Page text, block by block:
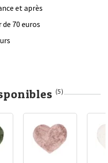
et après
70 euros
(5)